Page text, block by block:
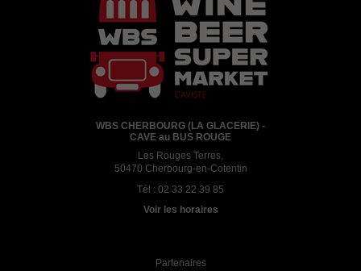
WBS CHERBOURG (LA GLACERIE) -
CAVE au BUS ROUGE
Les Rouges Terres,
50470 Cherbourg-en-Cotentin
Tél : 02 33 22 39 85
Voir les horaires
Partenaires